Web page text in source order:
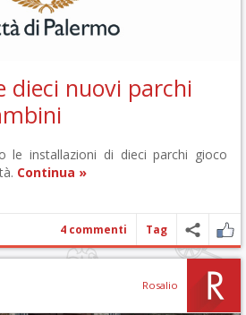
dieci nuovi parchi
le installazioni di dieci parchi gioco
Continua »
4 commenti Tag
Rosalio